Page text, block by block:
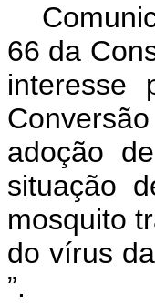
66 da
interesse
adoção
situação
mosquito
do vírus da
”.